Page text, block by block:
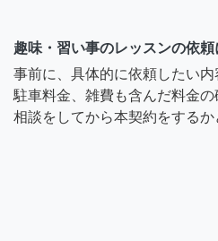
趣味・習い事のレッスンの依
事前に、具体的に依頼したい
駐車料金、雑費も含んだ料金
相談をしてから本契約をするか